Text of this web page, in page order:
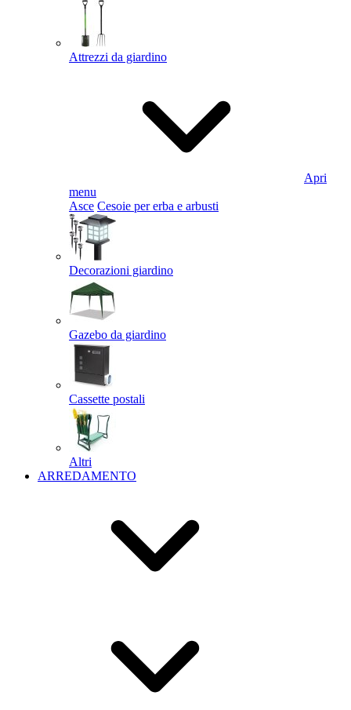
Attrezzi da giardino
Apri
menu
Asce Cesoie per erba e arbusti
Decorazioni giardino
Gazebo da giardino
Cassette postali
Altri
ARREDAMENTO